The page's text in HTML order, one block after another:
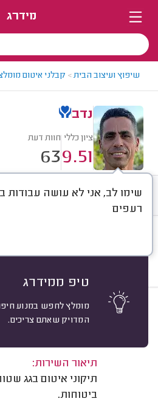
מידרג
שיפוץ ועיצוב הבית> קבלני איטום
נדב
ציון כללי
9.51
חוות דעת
63
שימו לב, אני לא עושה עבודות
רעפים
טיפ ממידרג
מומלץ לחפש במנוע
המדויק שאתם צריכים.
חוות דעת
יורם רומם, חדרה.
אשרור: 19/09/2025
תיאור השירות:
תיקוני איטום בגג
ביטוחות.